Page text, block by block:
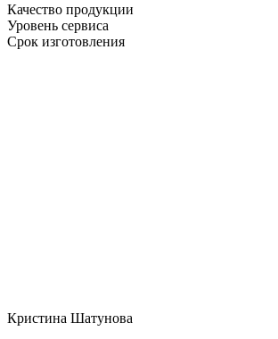
Качество продукции
Уровень сервиса
Срок изготовления
Кристина Шатунова